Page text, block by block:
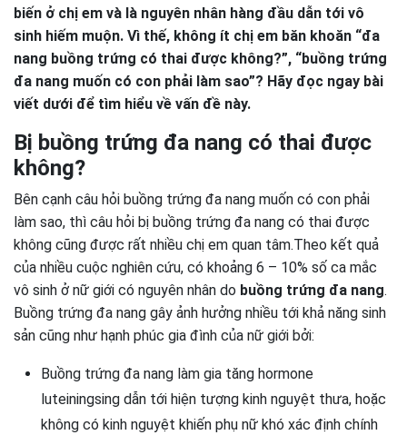
biến ở chị em và là nguyên nhân hàng đầu dẫn tới vô
sinh hiếm muộn. Vì thế, không ít chị em băn khoăn “đa
nang buồng trứng có thai được không?”, “buồng trứng
đa nang muốn có con phải làm sao”? Hãy đọc ngay bài
viết dưới để tìm hiểu về vấn đề này.
Bị buồng trứng đa nang có thai được
không?
Bên cạnh câu hỏi buồng trứng đa nang muốn có con phải
làm sao, thì câu hỏi bị buồng trứng đa nang có thai được
không cũng được rất nhiều chị em quan tâm.Theo kết quả
của nhiều cuộc nghiên cứu, có khoảng 6 – 10% số ca mắc
vô sinh ở nữ giới có nguyên nhân do buồng trứng đa nang.
Buồng trứng đa nang gây ảnh hưởng nhiều tới khả năng sinh
sản cũng như hạnh phúc gia đình của nữ giới bởi:
Buồng trứng đa nang làm gia tăng hormone
luteiningsing dẫn tới hiện tượng kinh nguyệt thưa, hoặc
không có kinh nguyệt khiến phụ nữ khó xác định chính